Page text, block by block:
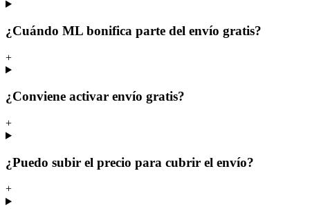
¿Cuándo ML bonifica parte del envío gratis?
+
¿Conviene activar envío gratis?
+
¿Puedo subir el precio para cubrir el envío?
+